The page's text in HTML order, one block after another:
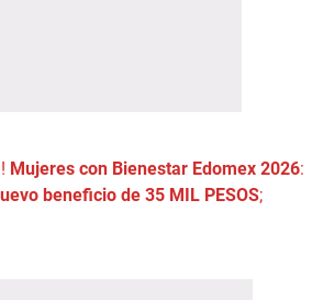
Mujeres con Bienestar Edomex 2026:
beneficio de 35 MIL PESOS;